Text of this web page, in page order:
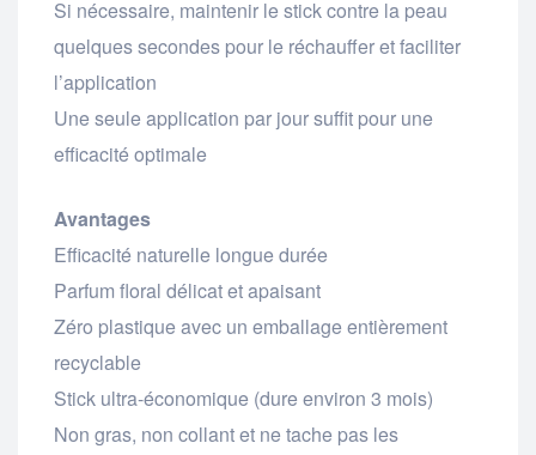
Si nécessaire, maintenir le stick contre la peau
quelques secondes pour le réchauffer et faciliter
l’application
Une seule application par jour suffit pour une
efficacité optimale
Avantages
Efficacité naturelle longue durée
Parfum floral délicat et apaisant
Zéro plastique avec un emballage entièrement
recyclable
Stick ultra-économique (dure environ 3 mois)
Non gras, non collant et ne tache pas les